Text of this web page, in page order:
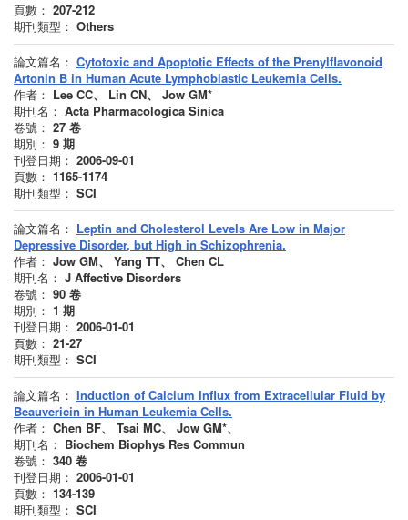
頁數： 207-212
期刊類型： Others
論文篇名： Cytotoxic and Apoptotic Effects of the Prenylflavonoid
Artonin B in Human Acute Lymphoblastic Leukemia Cells.
作者： Lee CC、 Lin CN、 Jow GM*
期刊名： Acta Pharmacologica Sinica
卷號： 27 卷
期別： 9 期
刊登日期： 2006-09-01
頁數： 1165-1174
期刊類型： SCI
論文篇名： Leptin and Cholesterol Levels Are Low in Major
Depressive Disorder, but High in Schizophrenia.
作者： Jow GM、 Yang TT、 Chen CL
期刊名： J Affective Disorders
卷號： 90 卷
期別： 1 期
刊登日期： 2006-01-01
頁數： 21-27
期刊類型： SCI
論文篇名： Induction of Calcium Influx from Extracellular Fluid by
Beauvericin in Human Leukemia Cells.
作者： Chen BF、 Tsai MC、 Jow GM*、
期刊名： Biochem Biophys Res Commun
卷號： 340 卷
刊登日期： 2006-01-01
頁數： 134-139
期刊類型： SCI